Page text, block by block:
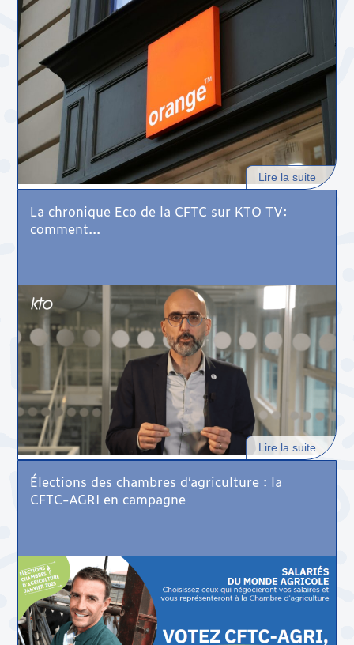
Lire la suite
La chronique Eco de la CFTC sur KTO TV:
comment...
Lire la suite
Élections des chambres d’agriculture : la
CFTC-AGRI en campagne